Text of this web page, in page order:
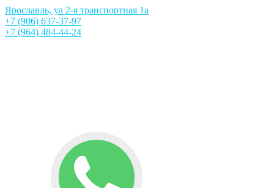
Ярославль, ул 2-я транспортная 1а
+7 (906) 637-37-97
+7 (964) 484-44-24